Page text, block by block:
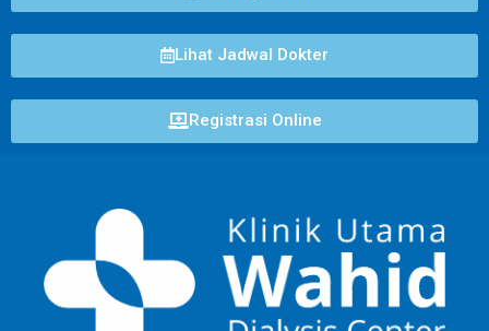
Lihat Jadwal Dokter
Registrasi Online